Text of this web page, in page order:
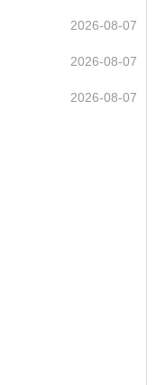
2026-08-07
2026-08-07
2026-08-07